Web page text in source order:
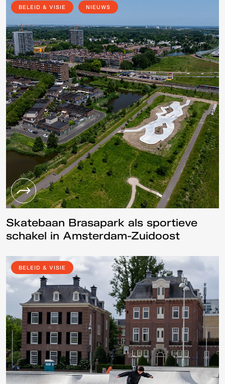
BELEID & VISIE NIEUWS
Skatebaan Brasapark als sportieve
schakel in Amsterdam-Zuidoost
BELEID & VISIE